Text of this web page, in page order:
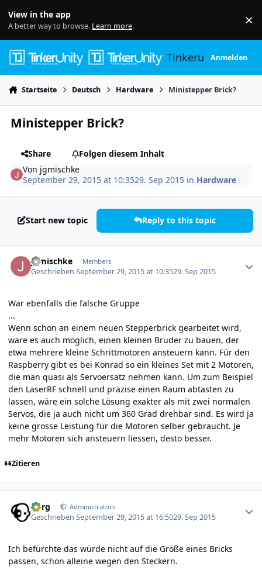
View in the app
A better way to browse. Learn more. ×
TinkerunityAnmelden
Startseite Deutsch Hardware Ministepper Brick?
Ministepper Brick?
Share
Folgen diesem Inhalt
Von jgmischke
September 29, 2015 at 10:3529. Sep 2015 in Hardware
Start new topic Reply to this topic
jgmischke Members
GeschriebenSeptember 29, 2015 at 10:3529. Sep 2015
War ebenfalls die falsche Gruppe
...
Wenn schon an einem neuen Stepperbrick gearbeitet wird,
wäre es auch möglich, einen kleinen Bruder zu bauen, der
etwa mehrere kleine Schrittmotoren ansteuern kann. Für den
Raspberry gibt es bei Konrad so ein kleines Set mit 2 Motoren,
die man quasi als Servoersatz nehmen kann. Um zum Beispiel
den LaserRF schnell und präzise einen Raum abtasten zu
lassen, wäre ein solche Lösung exakter als mit zwei normalen
Servos, die ja auch nicht um 360 Grad drehbar sind. Es wird ja
keine grosse Leistung für die Motoren selber gebraucht. Je
mehr Motoren sich ansteuern liessen, desto besser.
Zitieren
borg Administrators
GeschriebenSeptember 29, 2015 at 16:5029. Sep 2015
Ich befürchte das würde nicht auf die Größe eines Bricks
passen, schon alleine wegen den Steckern.